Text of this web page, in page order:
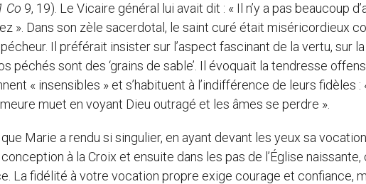
Co 9, 19). Le Vicaire général lui avait dit : « Il n’y a pas beaucoup
». Dans son zèle sacerdotal, le saint curé était miséricordieux
Il préférait insister sur l’aspect fascinant de la vertu, sur
péchés sont des ‘grains de sable’. Il évoquait la tendresse
« insensibles » et s’habituent à l’indifférence de leurs fidèles :
muet en voyant Dieu outragé et les âmes se perdre ».
Marie a rendu si singulier, en ayant devant les yeux sa
à la Croix et ensuite dans les pas de l’Église
La fidélité à votre vocation propre exige courage et confiance,